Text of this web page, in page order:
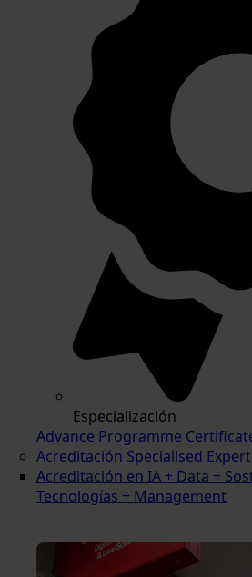
Especialización
Advance Programme
Acreditación Specialised
Acreditación en IA + Data +
Tecnologías + Management